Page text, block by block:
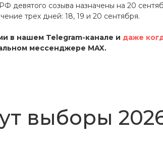
девятого созыва назначены на 20
трех дней: 18, 19 и 20 сентября.
в нашем Telegram-канале и даже
мессенджере MAX.
выборы